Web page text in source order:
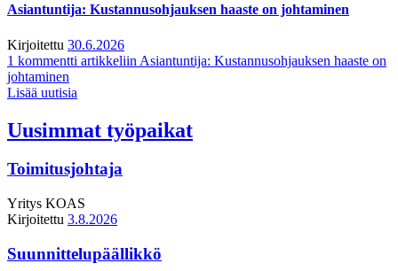
Asiantuntija: Kustannusohjauksen haaste on johtaminen
Kirjoitettu 30.6.2026
1 kommentti artikkeliin Asiantuntija: Kustannusohjauksen haaste on
johtaminen
Lisää uutisia
Uusimmat työpaikat
Toimitusjohtaja
Yritys KOAS
Kirjoitettu 3.8.2026
Suunnittelupäällikkö